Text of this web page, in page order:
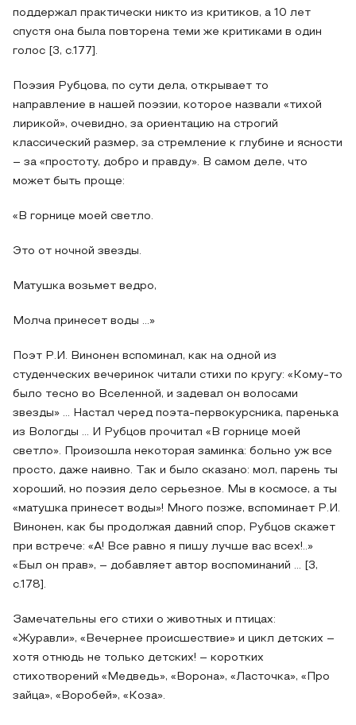
поддержал практически никто из критиков, а 10 лет
спустя она была повторена теми же критиками в один
голос [3, c.177].
Поэзия Рубцова, по сути дела, открывает то
направление в нашей поэзии, которое назвали «тихой
лирикой», очевидно, за ориентацию на строгий
классический размер, за стремление к глубине и ясности
– за «простоту, добро и правду». В самом деле, что
может быть проще:
«В горнице моей светло.
Это от ночной звезды.
Матушка возьмет ведро,
Молча принесет воды …»
Поэт Р.И. Винонен вспоминал, как на одной из
студенческих вечеринок читали стихи по кругу: «Кому-то
было тесно во Вселенной, и задевал он волосами
звезды» … Настал черед поэта-первокурсника, паренька
из Вологды … И Рубцов прочитал «В горнице моей
светло». Произошла некоторая заминка: больно уж все
просто, даже наивно. Так и было сказано: мол, парень ты
хороший, но поэзия дело серьезное. Мы в космосе, а ты
«матушка принесет воды»! Много позже, вспоминает Р.И.
Винонен, как бы продолжая давний спор, Рубцов скажет
при встрече: «А! Все равно я пишу лучше вас всех!..»
«Был он прав», – добавляет автор воспоминаний … [3,
c.178].
Замечательны его стихи о животных и птицах:
«Журавли», «Вечернее происшествие» и цикл детских –
хотя отнюдь не только детских! – коротких
стихотворений «Медведь», «Ворона», «Ласточка», «Про
зайца», «Воробей», «Коза».